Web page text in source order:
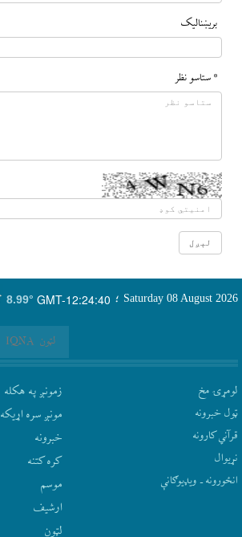
بريښناليک
* ستاسو نظر
GMT-12:24:40
8.99° Saturday 08 August 2026 ؛
لومړۍ مخ
ټول خبرونه
قرآني کارونه
نړيوال
انځورونه ـ ویډیوګانې
زمونږ په هکله
مونږ سره اړيکه
‫خبرونه
کره کتنه
موسم
ارشيف
لټون